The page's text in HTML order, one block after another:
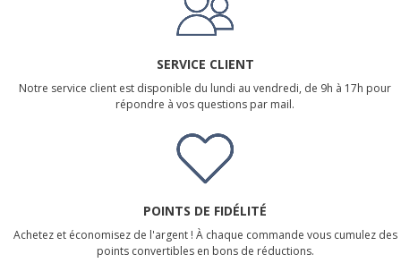
SERVICE CLIENT
Notre service client est disponible du lundi au vendredi, de 9h à 17h pour
répondre à vos questions par mail.
POINTS DE FIDÉLITÉ
Achetez et économisez de l'argent ! À chaque commande vous cumulez des
points convertibles en bons de réductions.